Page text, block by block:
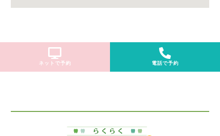
ネットで予約 電話で予約